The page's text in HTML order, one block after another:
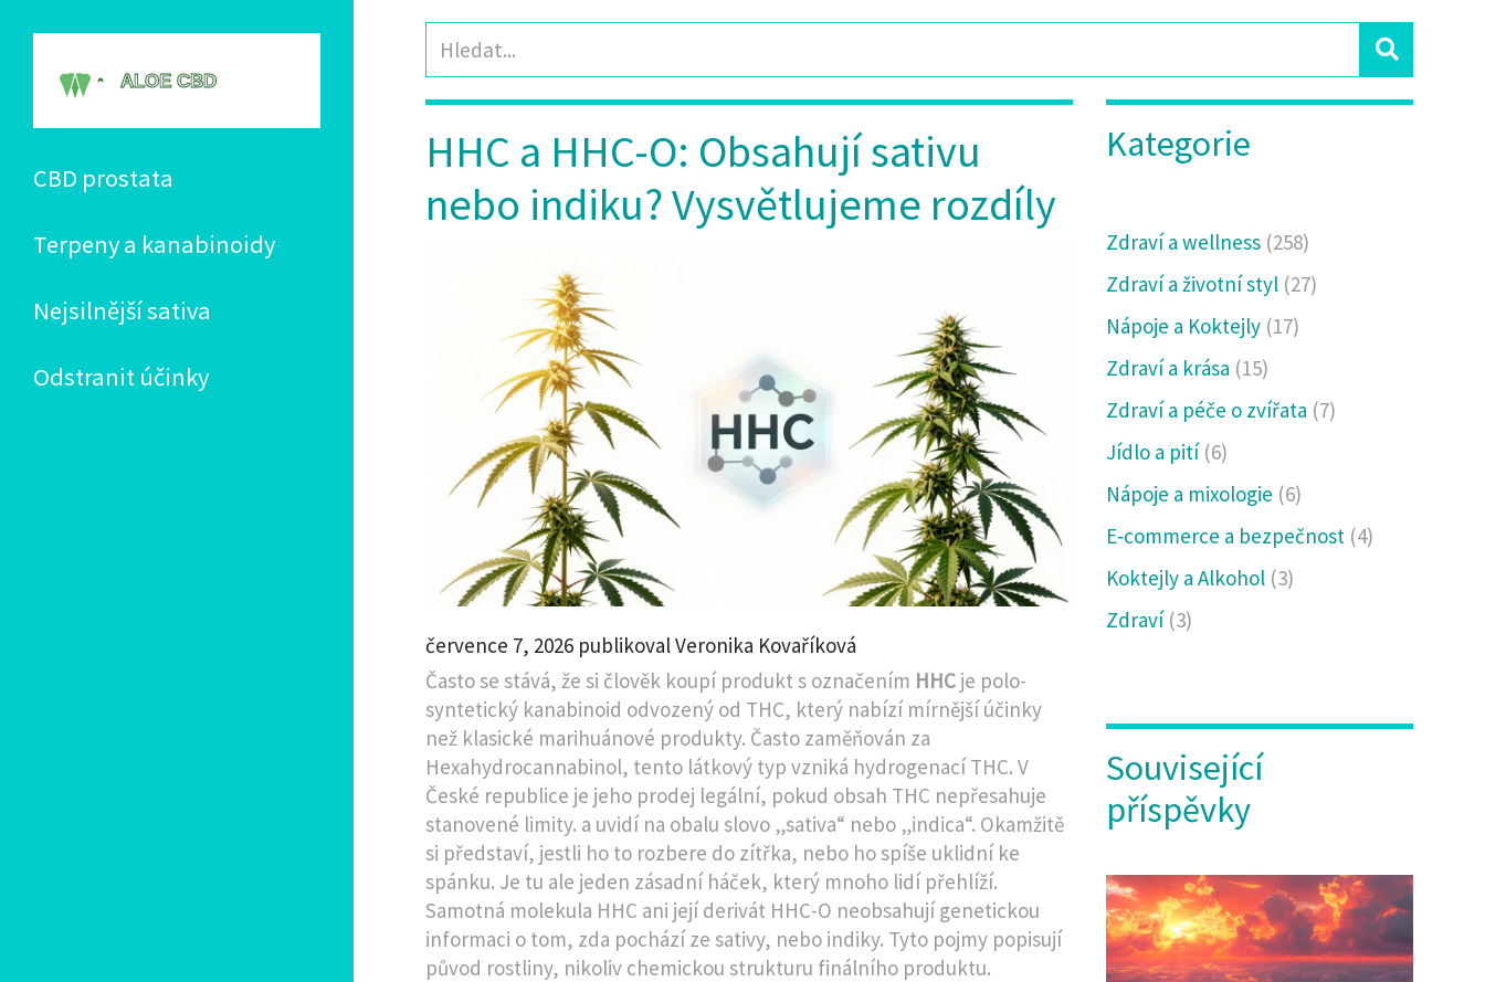
CBD prostata
Terpeny a kanabinoidy
Nejsilnější sativa
Odstranit účinky
HHC a HHC-O: Obsahují sativu
nebo indiku? Vysvětlujeme rozdíly
července 7, 2026 publikoval Veronika Kovaříková
Často se stává, že si člověk koupí produkt s označením HHC je polo-
syntetický kanabinoid odvozený od THC, který nabízí mírnější účinky
než klasické marihuánové produkty. Často zaměňován za
Hexahydrocannabinol, tento látkový typ vzniká hydrogenací THC. V
České republice je jeho prodej legální, pokud obsah THC nepřesahuje
stanovené limity. a uvidí na obalu slovo „sativa“ nebo „indica“. Okamžitě
si představí, jestli ho to rozbere do zítřka, nebo ho spíše uklidní ke
spánku. Je tu ale jeden zásadní háček, který mnoho lidí přehlíží.
Samotná molekula HHC ani její derivát HHC-O neobsahují genetickou
informaci o tom, zda pochází ze sativy, nebo indiky. Tyto pojmy popisují
původ rostliny, nikoliv chemickou strukturu finálního produktu.
Kategorie
Zdraví a wellness (258)
Zdraví a životní styl (27)
Nápoje a Koktejly (17)
Zdraví a krása (15)
Zdraví a péče o zvířata (7)
Jídlo a pití (6)
Nápoje a mixologie (6)
E‑commerce a bezpečnost (4)
Koktejly a Alkohol (3)
Zdraví (3)
Související
příspěvky